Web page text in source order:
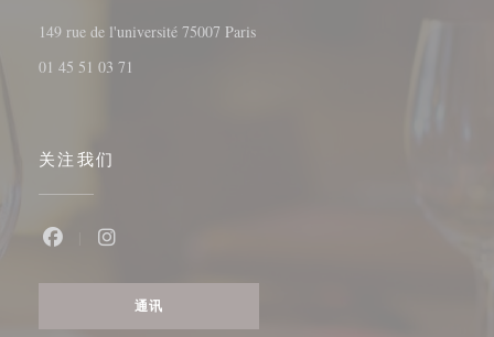
149 rue de l'université 75007 Paris((在新窗口中打开))
01 45 51 03 71
关注我们
通讯